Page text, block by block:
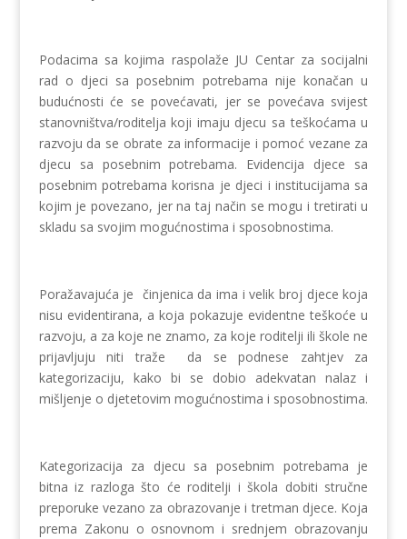
Podacima sa kojima raspolaže JU Centar za socijalni
rad o djeci sa posebnim potrebama nije konačan u
budućnosti će se povećavati, jer se povećava svijest
stanovništva/roditelja koji imaju djecu sa teškoćama u
razvoju da se obrate za informacije i pomoć vezane za
djecu sa posebnim potrebama. Evidencija djece sa
posebnim potrebama korisna je djeci i institucijama sa
kojim je povezano, jer na taj način se mogu i tretirati u
skladu sa svojim mogućnostima i sposobnostima.
Poražavajuća je činjenica da ima i velik broj djece koja
nisu evidentirana, a koja pokazuje evidentne teškoće u
razvoju, a za koje ne znamo, za koje roditelji ili škole ne
prijavljuju niti traže da se podnese zahtjev za
kategorizaciju, kako bi se dobio adekvatan nalaz i
mišljenje o djetetovim mogućnostima i sposobnostima.
Kategorizacija za djecu sa posebnim potrebama je
bitna iz razloga što će roditelji i škola dobiti stručne
preporuke vezano za obrazovanje i tretman djece. Koja
prema Zakonu o osnovnom i srednjem obrazovanju